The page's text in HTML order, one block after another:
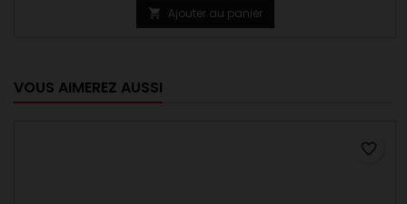
 Ajouter au panier
VOUS AIMEREZ AUSSI
favorite_border